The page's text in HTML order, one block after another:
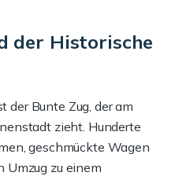
der Historische
der Bunte Zug, der am
zieht. Hunderte
geschmückte Wagen
Umzug zu einem